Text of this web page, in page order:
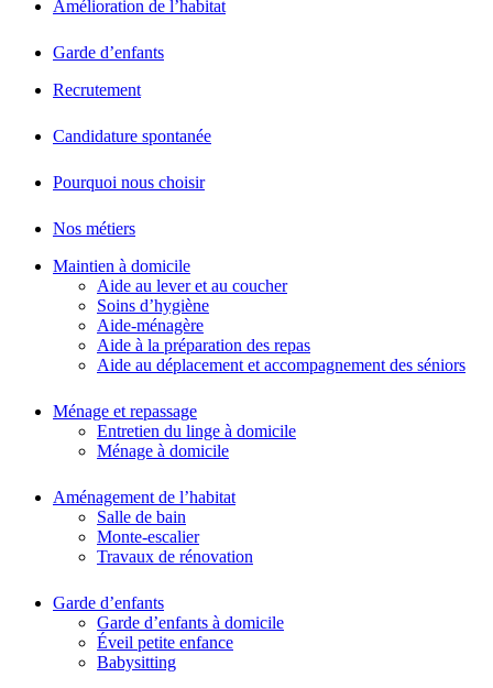
Amélioration de l’habitat
Garde d’enfants
Recrutement
Candidature spontanée
Pourquoi nous choisir
Nos métiers
Maintien à domicile
Aide au lever et au coucher
Soins d’hygiène
Aide-ménagère
Aide à la préparation des repas
Aide au déplacement et accompagnement des séniors
Ménage et repassage
Entretien du linge à domicile
Ménage à domicile
Aménagement de l’habitat
Salle de bain
Monte-escalier
Travaux de rénovation
Garde d’enfants
Garde d’enfants à domicile
Éveil petite enfance
Babysitting